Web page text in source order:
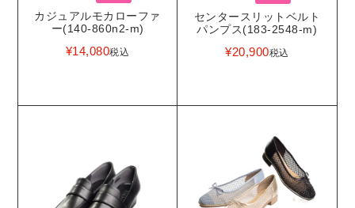
カジュアルモカローファ
ー(140-860n2-m)
¥14,080税込
センタースリットベルト
パンプス(183-2548-m)
¥20,900税込